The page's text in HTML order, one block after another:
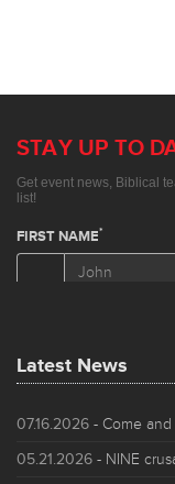
Latest News
07.16.2026 - Come
05.21.2026 - NINE